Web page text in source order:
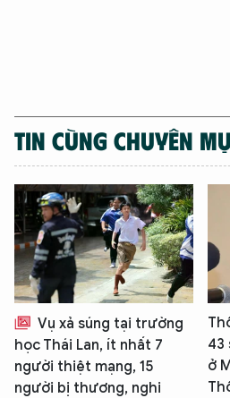
TIN CÙNG CHUYÊN
Vụ xả súng tại trường
học Thái Lan, ít nhất 7
người thiệt mạng, 15
người bị thương, nghi
43
ở